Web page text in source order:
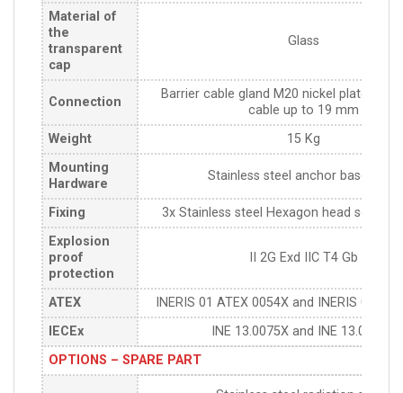
Material of
the
transparent
cap
Glass
Connection
Barrier cable gland M20 nickel plated
cable up to 19 mm
Weight
15 Kg
Mounting
Hardware
Stainless steel anchor basement
Fixing
3x Stainless steel Hexagon head screws
Explosion
proof
protection
II 2G Exd IIC T4 Gb
ATEX
INERIS 01 ATEX 0054X and INERIS 08
IECEx
INE 13.0075X and INE 13.0060X
OPTIONS – SPARE PART